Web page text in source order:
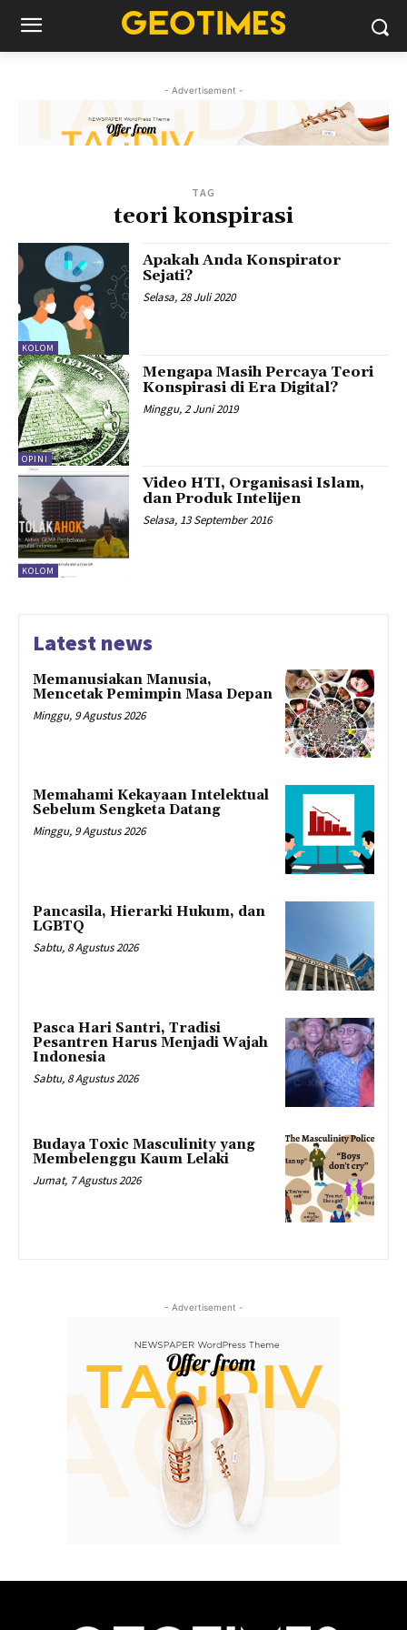
- Advertisement -
TAG
teori konspirasi
KOLOM
Apakah Anda Konspirator
Sejati?
Selasa, 28 Juli 2020
OPINI
Mengapa Masih Percaya Teori
Konspirasi di Era Digital?
Minggu, 2 Juni 2019
KOLOM
Video HTI, Organisasi Islam,
dan Produk Intelijen
Selasa, 13 September 2016
Latest news
Memanusiakan Manusia,
Mencetak Pemimpin Masa Depan
Minggu, 9 Agustus 2026
Memahami Kekayaan Intelektual
Sebelum Sengketa Datang
Minggu, 9 Agustus 2026
Pancasila, Hierarki Hukum, dan
LGBTQ
Sabtu, 8 Agustus 2026
Pasca Hari Santri, Tradisi
Pesantren Harus Menjadi Wajah
Indonesia
Sabtu, 8 Agustus 2026
Budaya Toxic Masculinity yang
Membelenggu Kaum Lelaki
Jumat, 7 Agustus 2026
- Advertisement -